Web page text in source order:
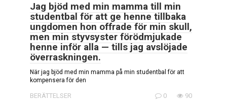
Jag bjöd med min mamma till min
studentbal för att ge henne tillbaka
ungdomen hon offrade för min skull,
men min styvsyster förödmjukade
henne inför alla — tills jag avslöjade
överraskningen.
När jag bjöd med min mamma på min studentbal för att
kompensera för den
BERÄTTELSER 0 90